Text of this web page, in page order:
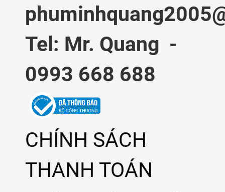
Tel: Mr. Quang -
0993 668 688
CHÍNH SÁCH
THANH TOÁN